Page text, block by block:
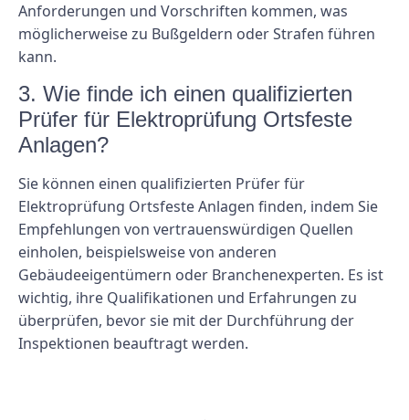
Anforderungen und Vorschriften kommen, was
möglicherweise zu Bußgeldern oder Strafen führen
kann.
3. Wie finde ich einen qualifizierten
Prüfer für Elektroprüfung Ortsfeste
Anlagen?
Sie können einen qualifizierten Prüfer für
Elektroprüfung Ortsfeste Anlagen finden, indem Sie
Empfehlungen von vertrauenswürdigen Quellen
einholen, beispielsweise von anderen
Gebäudeeigentümern oder Branchenexperten. Es ist
wichtig, ihre Qualifikationen und Erfahrungen zu
überprüfen, bevor sie mit der Durchführung der
Inspektionen beauftragt werden.